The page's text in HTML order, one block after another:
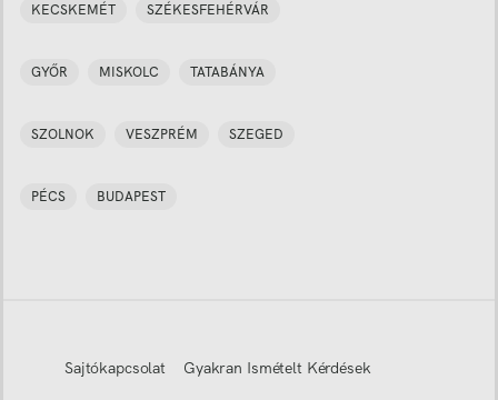
KECSKEMÉT SZÉKESFEHÉRVÁR
GYŐR MISKOLC TATABÁNYA
SZOLNOK VESZPRÉM SZEGED
PÉCS BUDAPEST
Sajtókapcsolat Gyakran Ismételt Kérdések